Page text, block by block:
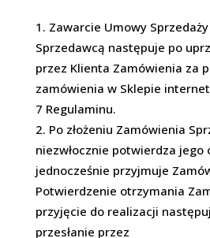
Zawarcie Umowy
Sprzedawcą następuje po
przez Klienta Zamówienia za
zamówienia w Sklepie
7 Regulaminu.
Po złożeniu Zamówienia
niezwłocznie potwierdza jego
jednocześnie przyjmuje
Potwierdzenie otrzymania
przyjęcie do realizacji
przesłanie przez